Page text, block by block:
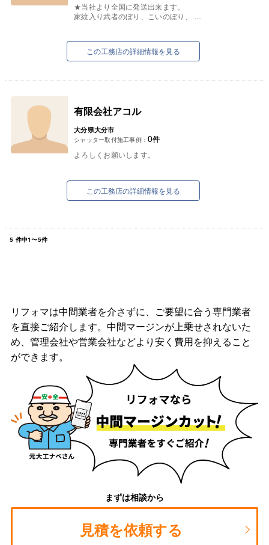
★当社より全国に発送出来ます。
家紋入り武者のぼり、こいのぼり、
この工務店の詳細情報を見る
有限会社アコル
大分県大分市
シャッター取付施工事例： 0件
よろしくお願いします。
この工務店の詳細情報を見る
5 件中1〜5件
リフォマは中間業者を介さずに、ご要望に合う専門業者
を直接ご紹介します。中間マージンが上乗せされないた
め、管理会社や営業会社などより安く費用を抑えること
ができます。
まずは相談から
見積を依頼する